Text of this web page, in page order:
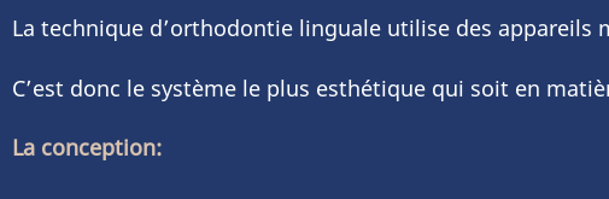
La technique d’orthodontie linguale utilise des
C’est donc le système le plus esthétique qui soit en
La conception: